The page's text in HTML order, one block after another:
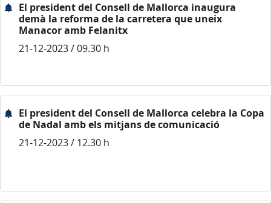
El president del Consell de Mallorca inaugura
demà la reforma de la carretera que uneix
Manacor amb Felanitx
21-12-2023 / 09.30 h
El president del Consell de Mallorca celebra la Copa
de Nadal amb els mitjans de comunicació
21-12-2023 / 12.30 h